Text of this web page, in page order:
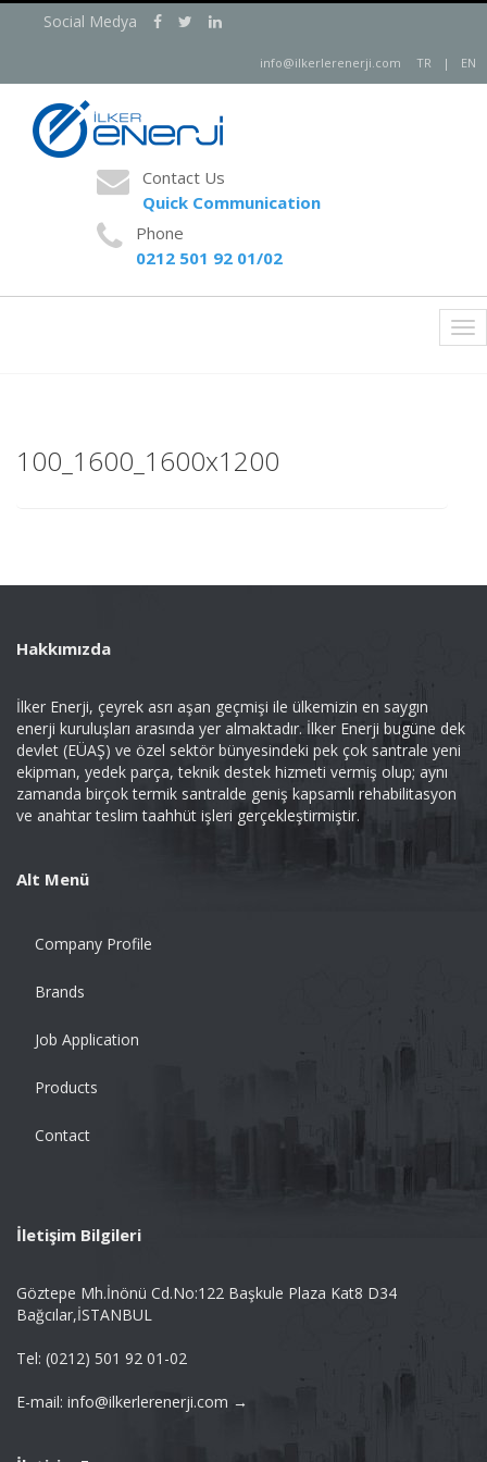
Social Medya
info@ilkerlerenerji.com TR | EN
Contact Us
Quick Communication
Phone
0212 501 92 01/02
100_1600_1600x1200
Hakkımızda
İlker Enerji, çeyrek asrı aşan geçmişi ile ülkemizin en saygın
enerji kuruluşları arasında yer almaktadır. İlker Enerji bugüne dek
devlet (EÜAŞ) ve özel sektör bünyesindeki pek çok santrale yeni
ekipman, yedek parça, teknik destek hizmeti vermiş olup; aynı
zamanda birçok termik santralde geniş kapsamlı rehabilitasyon
ve anahtar teslim taahhüt işleri gerçekleştirmiştir.
Alt Menü
Company Profile
Brands
Job Application
Products
Contact
İletişim Bilgileri
Göztepe Mh.İnönü Cd.No:122 Başkule Plaza Kat8 D34
Bağcılar,İSTANBUL
Tel: (0212) 501 92 01-02
E-mail: info@ilkerlerenerji.com →